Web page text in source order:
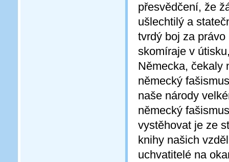
přesvědčení, že
ušlechtilý a
tvrdý boj za
skomíraje v
Německa, čekaly
německý
naše národy
německý
vystěhovat je ze
knihy našich
uchvatitelé na